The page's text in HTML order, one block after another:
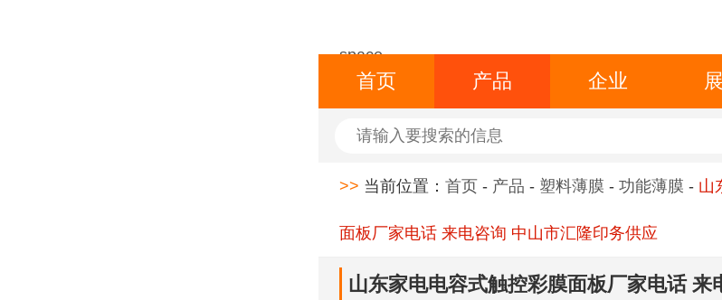
space
首页 产品 企业
>> 当前位置： 首页 - 产品 - 塑料薄膜 - 功能薄膜 - 山
面板厂家电话 来电咨询 中山市汇隆印务供应
山东家电电容式触控彩膜面板厂家电话 来